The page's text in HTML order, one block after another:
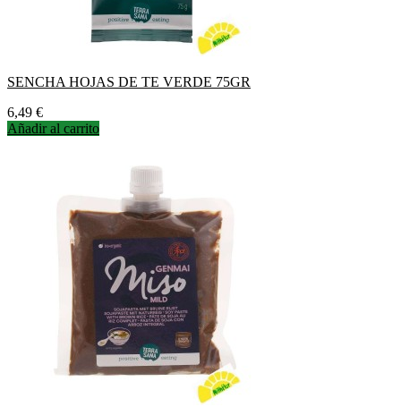
SENCHA HOJAS DE TE VERDE 75GR
Precio
6,49 €
Añadir al carrito